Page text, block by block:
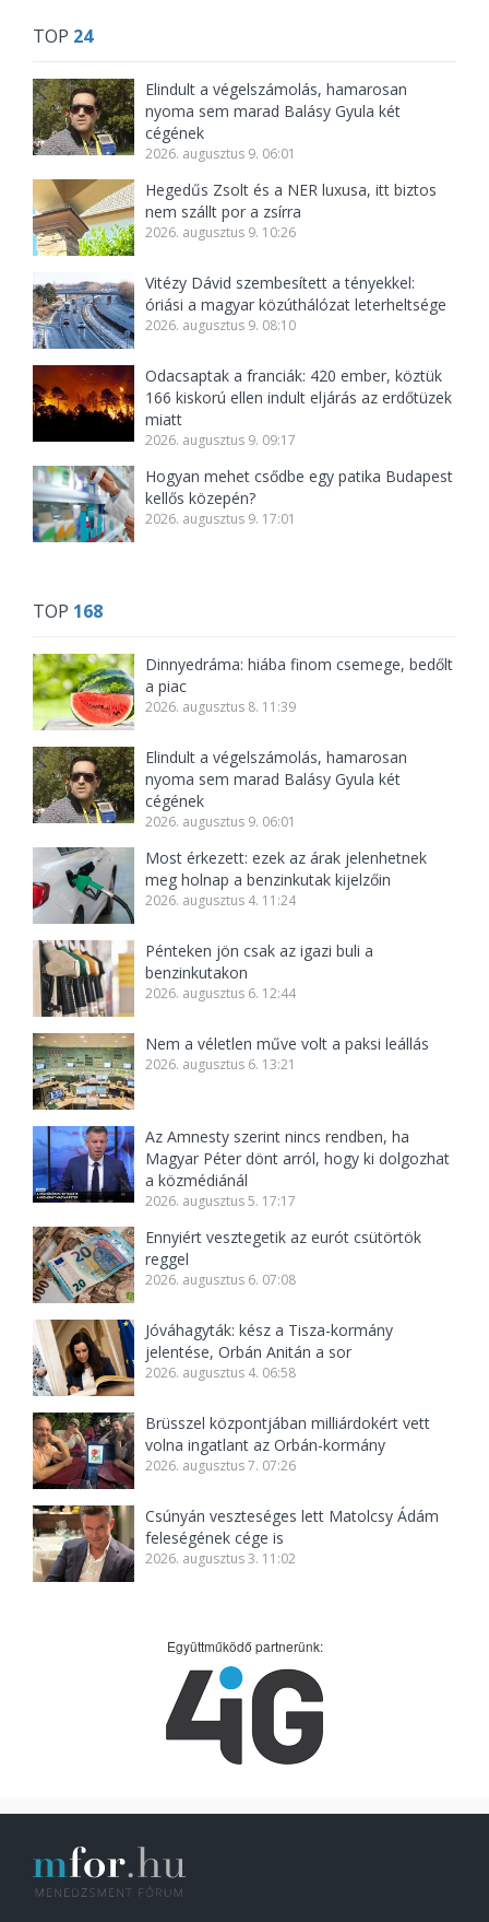
TOP 24
Elindult a végelszámolás, hamarosan
nyoma sem marad Balásy Gyula két
cégének
2026. augusztus 9. 06:01
Hegedűs Zsolt és a NER luxusa, itt biztos
nem szállt por a zsírra
2026. augusztus 9. 10:26
Vitézy Dávid szembesített a tényekkel:
óriási a magyar közúthálózat leterheltsége
2026. augusztus 9. 08:10
Odacsaptak a franciák: 420 ember, köztük
166 kiskorú ellen indult eljárás az erdőtüzek
miatt
2026. augusztus 9. 09:17
Hogyan mehet csődbe egy patika Budapest
kellős közepén?
2026. augusztus 9. 17:01
TOP 168
Dinnyedráma: hiába finom csemege, bedőlt
a piac
2026. augusztus 8. 11:39
Elindult a végelszámolás, hamarosan
nyoma sem marad Balásy Gyula két
cégének
2026. augusztus 9. 06:01
Most érkezett: ezek az árak jelenhetnek
meg holnap a benzinkutak kijelzőin
2026. augusztus 4. 11:24
Pénteken jön csak az igazi buli a
benzinkutakon
2026. augusztus 6. 12:44
Nem a véletlen műve volt a paksi leállás
2026. augusztus 6. 13:21
Az Amnesty szerint nincs rendben, ha
Magyar Péter dönt arról, hogy ki dolgozhat
a közmédiánál
2026. augusztus 5. 17:17
Ennyiért vesztegetik az eurót csütörtök
reggel
2026. augusztus 6. 07:08
Jóváhagyták: kész a Tisza-kormány
jelentése, Orbán Anitán a sor
2026. augusztus 4. 06:58
Brüsszel központjában milliárdokért vett
volna ingatlant az Orbán-kormány
2026. augusztus 7. 07:26
Csúnyán veszteséges lett Matolcsy Ádám
feleségének cége is
2026. augusztus 3. 11:02
Együttműködő partnerünk: